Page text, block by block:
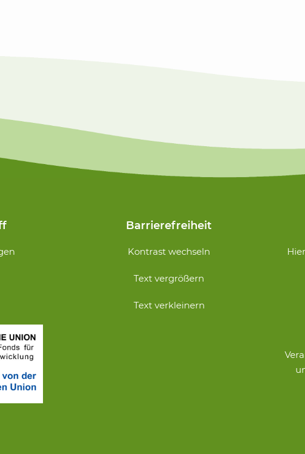
Barrierefreiheit
Kontrast wechseln
Text vergrößern
Text verkleinern